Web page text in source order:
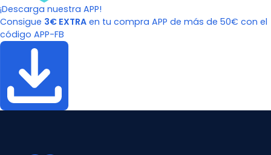
¡Descarga nuestra APP!
Consigue 3€ EXTRA en tu compra APP de más de 50€ con el
código APP-FB